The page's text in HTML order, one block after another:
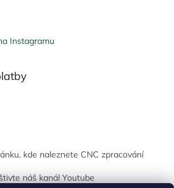
Instagramu
kde naleznete CNC zpracování
náš kanál Youtube